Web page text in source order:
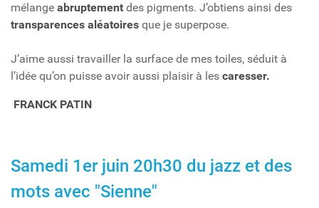
mélange abruptement des pigments. J’obtiens ainsi des
transparences aléatoires que je superpose.
J’aime aussi travailler la surface de mes toiles, séduit à
l’idée qu’on puisse avoir aussi plaisir à les caresser.
FRANCK PATIN
Samedi 1er juin 20h30 du jazz et des
mots avec "Sienne"